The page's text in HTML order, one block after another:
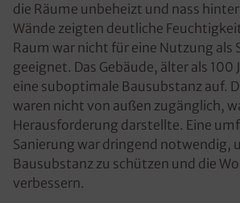
die Räume unbeheizt und nass
Wände zeigten deutliche
Raum war nicht für eine Nutzung als
geeignet. Das Gebäude, älter als 100
eine suboptimale Bausubstanz auf.
waren nicht von außen zugänglich,
Herausforderung darstellte. Eine
Sanierung war dringend notwendig,
Bausubstanz zu schützen und die
verbessern.